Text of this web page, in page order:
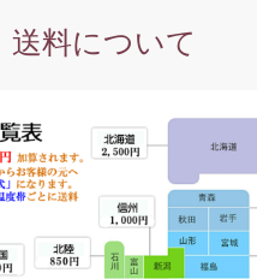
送料について